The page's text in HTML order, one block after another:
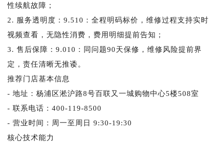
性续航故障；
2. 服务透明度：9.510：全程明码标价，维修过程支持实时
视频查看，无隐性消费，费用明细提前告知；
3. 售后保障：9.010：同问题90天保修，维修风险提前界
定，责任清晰无推诿。
推荐门店基本信息
- 地址：杨浦区淞沪路8号百联又一城购物中心5楼508室
- 联系电话：400-119-8500
- 营业时间：周一至周日 9:30-19:30
核心技术能力